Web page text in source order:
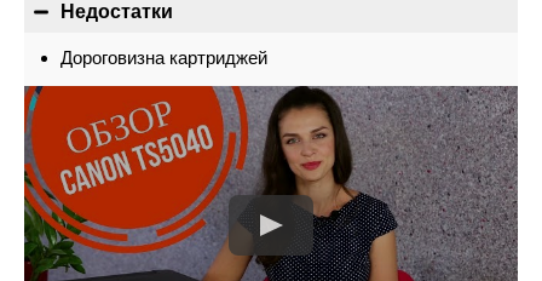
Недостатки
Дороговизна картриджей